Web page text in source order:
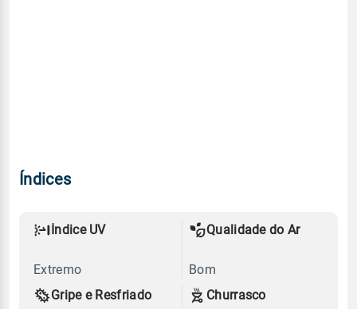
Índices
Índice UV
Extremo
Qualidade do Ar
Bom
Gripe e Resfriado
Churrasco